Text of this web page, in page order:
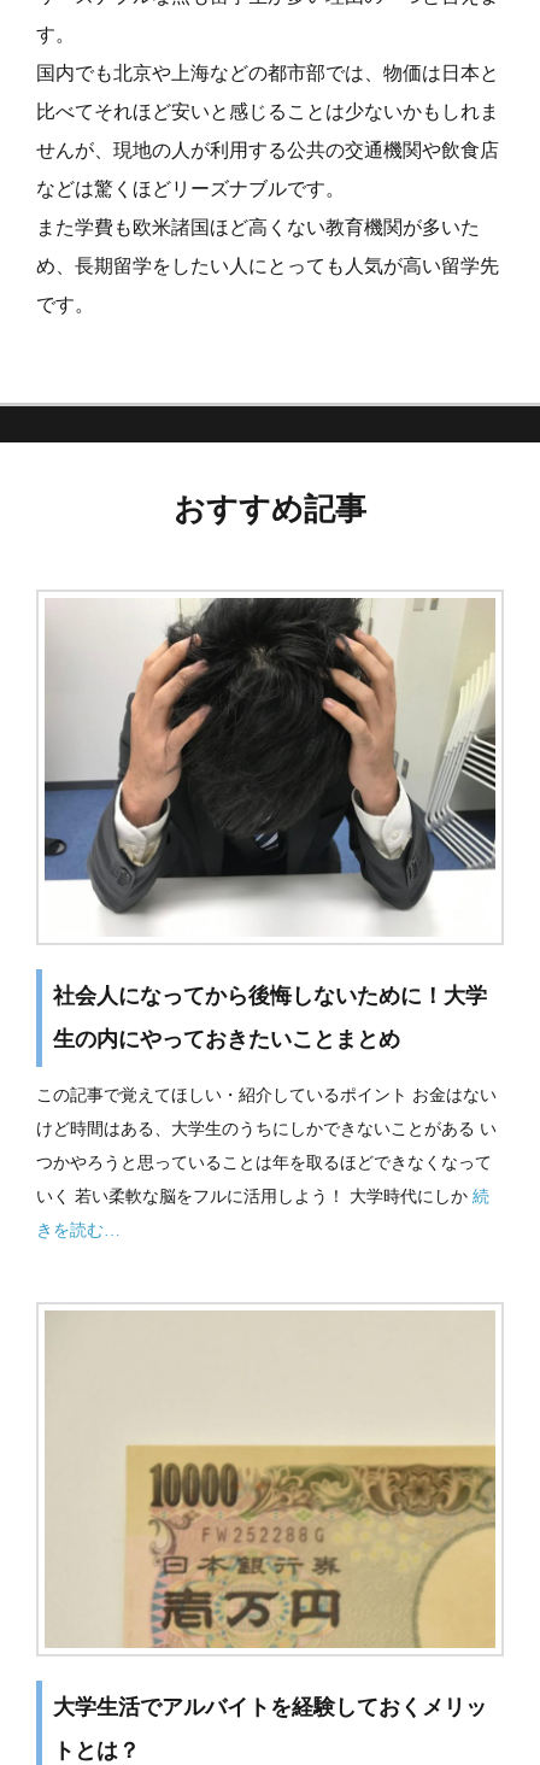
す。
国内でも北京や上海などの都市部では、物価は日本と
比べてそれほど安いと感じることは少ないかもしれま
せんが、現地の人が利用する公共の交通機関や飲食店
などは驚くほどリーズナブルです。
また学費も欧米諸国ほど高くない教育機関が多いた
め、長期留学をしたい人にとっても人気が高い留学先
です。
おすすめ記事
社会人になってから後悔しないために！大学
生の内にやっておきたいことまとめ
この記事で覚えてほしい・紹介しているポイント お金はない
けど時間はある、大学生のうちにしかできないことがある い
つかやろうと思っていることは年を取るほどできなくなって
いく 若い柔軟な脳をフルに活用しよう！ 大学時代にしか 続
きを読む…
大学生活でアルバイトを経験しておくメリッ
トとは？